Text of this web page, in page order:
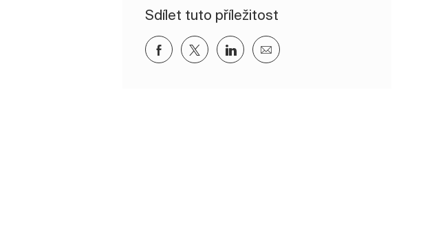
Sdílet tuto příležitost
Sdílet přes Facebook
Sdílet přes twitter
Sdílet přes LinkedIn
Sdílet e-mailem